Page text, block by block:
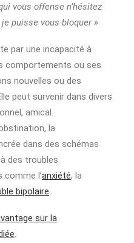
vous offense n’hésitez
puisse vous bloquer »
par une incapacité à
comportements ou ses
nouvelles ou des
peut survenir dans divers
amical.
la
dans des schémas
des troubles
l’anxiété, la
bipolaire.
sur la
.